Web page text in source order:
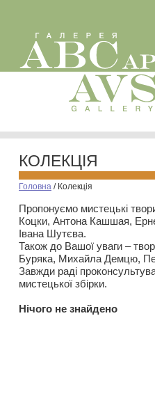
КОЛЕКЦІЯ
Головна / Колекція
Пропонуємо мистецькі
Коцки, Антона Кашшая,
Івана Шутєва.
Також до Вашої уваги –
Буряка, Михайла Демцю,
Завжди раді
мистецької збірки.
Нiчого не знайдено